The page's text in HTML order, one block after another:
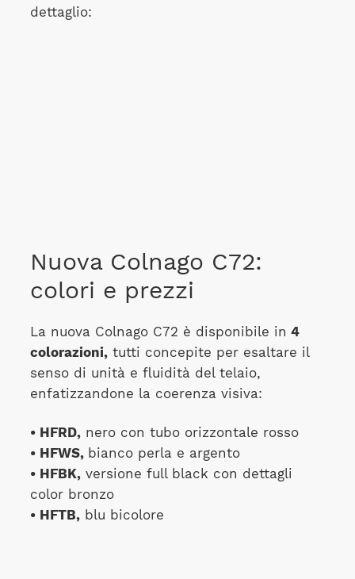
dettaglio:
Nuova Colnago C72:
colori e prezzi
La nuova Colnago C72 è disponibile in 4
colorazioni,tutti concepite per esaltare il
senso di unità e fluidità del telaio,
enfatizzandone la coerenza visiva:
• HFRD,nero con tubo orizzontale rosso
• HFWS, bianco perla e argento
• HFBK,versione full black con dettagli
color bronzo
• HFTB,blu bicolore